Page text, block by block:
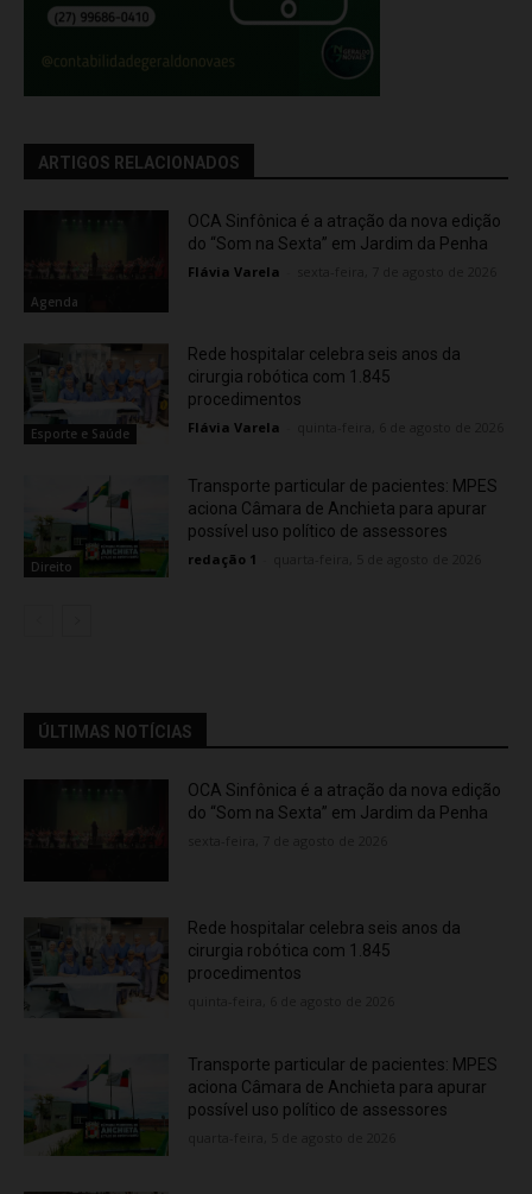
ARTIGOS RELACIONADOS
Agenda
OCA Sinfônica é a atração da nova edição
do “Som na Sexta” em Jardim da Penha
Flávia Varela
Esporte e Saúde
Rede hospitalar celebra seis anos da
cirurgia robótica com 1.845
procedimentos
Flávia Varela
Direito
Transporte particular de pacientes: MPES
aciona Câmara de Anchieta para apurar
possível uso político de assessores
redação 1
ÚLTIMAS NOTÍCIAS
OCA Sinfônica é a atração da nova edição
do “Som na Sexta” em Jardim da Penha
Rede hospitalar celebra seis anos da
cirurgia robótica com 1.845
procedimentos
Transporte particular de pacientes: MPES
aciona Câmara de Anchieta para apurar
possível uso político de assessores